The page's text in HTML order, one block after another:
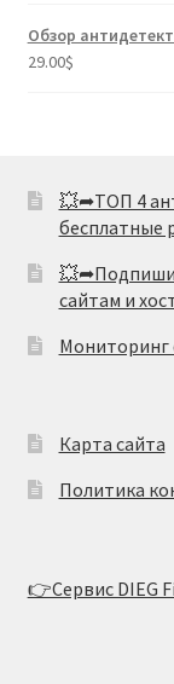
1.80
Обзор
29.00$
💥➦ТОП 4
бесплатные
сайтам и
Мониторинг
Карта сайта
Политика
👉Сервис DIEG